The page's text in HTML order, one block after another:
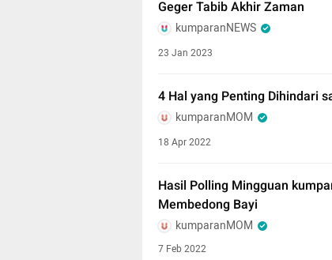
Geger Tabib Akhir Zaman
kumparanNEWS
23 Jan 2023
4 Hal yang Penting Dihindari
kumparanMOM
18 Apr 2022
Hasil Polling Mingguan
Membedong Bayi
kumparanMOM
7 Feb 2022